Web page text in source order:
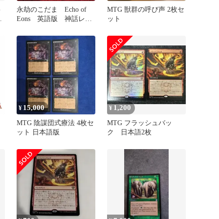
永劫のこだま Echo of
Eons 英語版 神話レ
MTG 獣群の呼び声 2枚セ
ット
¥ 15,000
MTG 陰謀団式療法 4枚セ
ット 日本語版
¥ 1,200
MTG フラッシュバッ
ク 日本語2枚